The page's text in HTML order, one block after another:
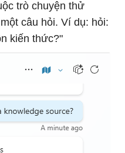
trò chuyện thử
câu hỏi. Ví dụ: hỏi:
kiến ​​thức?"